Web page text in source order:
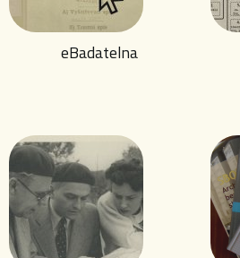
eBadatelna